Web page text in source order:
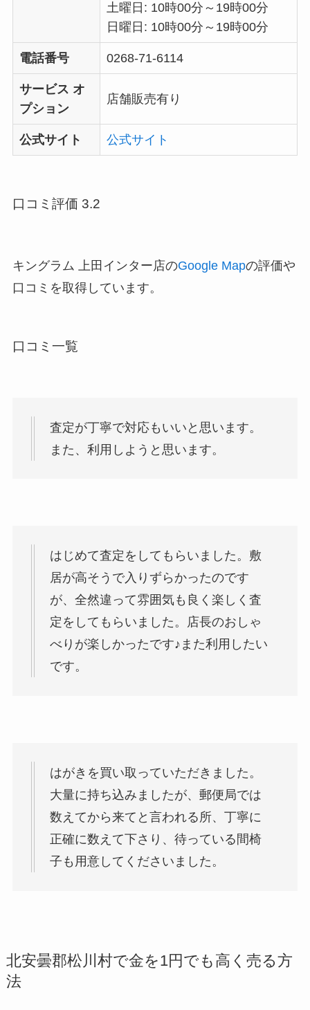
土曜日: 10時00分～19時00分
日曜日: 10時00分～19時00分
電話番号 0268-71-6114
サービス オ
プション
店舗販売有り
公式サイト 公式サイト
口コミ評価 3.2
キングラム 上田インター店のGoogle Mapの評価や
口コミを取得しています。
口コミ一覧
査定が丁寧で対応もいいと思います。
また、利用しようと思います。
はじめて査定をしてもらいました。敷
居が高そうで入りずらかったのです
が、全然違って雰囲気も良く楽しく査
定をしてもらいました。店長のおしゃ
べりが楽しかったです♪また利用したい
です。
はがきを買い取っていただきました。
大量に持ち込みましたが、郵便局では
数えてから来てと言われる所、丁寧に
正確に数えて下さり、待っている間椅
子も用意してくださいました。
北安曇郡松川村で金を1円でも高く売る方
法